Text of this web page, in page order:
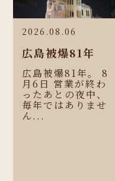
2026.08.06
広島被爆81年
広島被爆81年。 8
月6日 営業が終わ
ったあとの夜中、
毎年ではありませ
ん...